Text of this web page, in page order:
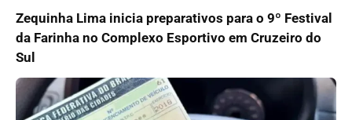
Zequinha Lima inicia preparativos para o 9º Festival
da Farinha no Complexo Esportivo em Cruzeiro do
Sul